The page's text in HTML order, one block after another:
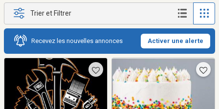
Trier et Filtrer
Recevez les nouvelles annonces Activer une alerte